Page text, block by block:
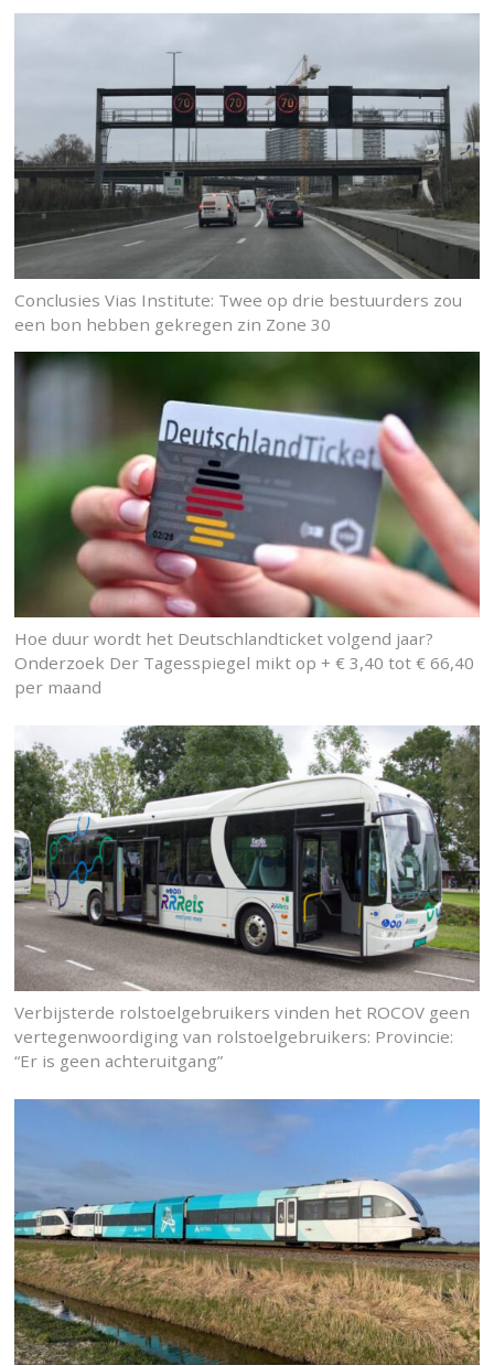
Conclusies Vias Institute: Twee op drie bestuurders zou
een bon hebben gekregen zin Zone 30
Hoe duur wordt het Deutschlandticket volgend jaar?
Onderzoek Der Tagesspiegel mikt op + € 3,40 tot € 66,40
per maand
Verbijsterde rolstoelgebruikers vinden het ROCOV geen
vertegenwoordiging van rolstoelgebruikers: Provincie:
“Er is geen achteruitgang”